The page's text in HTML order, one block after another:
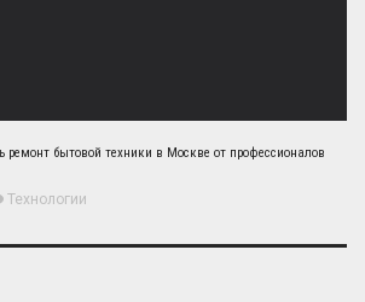
ремонт бытовой техники в Москве от профессионалов
Технологии